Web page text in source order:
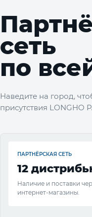
сеть
по
Наведите на город,
присутствия LONGHO
ПАРТНЁРСКАЯ СЕТЬ
12
Наличие и поставки
интернет-магазины.